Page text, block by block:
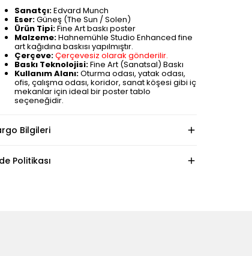
Sanatçı:Edvard Munch
Eser:Güneş (The Sun / Solen)
Ürün Tipi:Fine Art baskı poster
Malzeme:Hahnemühle Studio Enhanced fine
art kağıdına baskısı yapılmıştır.
Çerçeve:Çerçevesiz olarak gönderilir.
Baskı Teknolojisi:Fine Art (Sanatsal) Baskı
Kullanım Alanı:Oturma odası, yatak odası,
ofis, çalışma odası, koridor, sanat köşesi gibi iç
mekanlar için ideal bir poster tablo
seçeneğidir.
Bilgileri
Politikası